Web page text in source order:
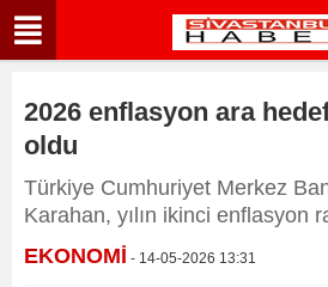
2026 enflasyon ara
oldu
Türkiye Cumhuriyet Merkez
Karahan, yılın ikinci enflasyon
EKONOMİ - 14-05-2026 13:31